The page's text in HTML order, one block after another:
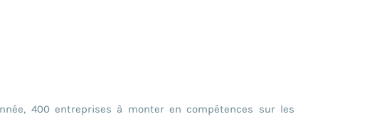
400 entreprises à monter en compétences sur les